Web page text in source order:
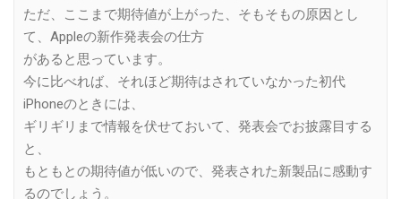
ただ、ここまで期待値が上がった、そもそもの原因とし
て、Appleの新作発表会の仕方
があると思っています。
今に比べれば、それほど期待はされていなかった初代
iPhoneのときには、
ギリギリまで情報を伏せておいて、発表会でお披露目する
と、
もともとの期待値が低いので、発表された新製品に感動す
るのでしょう。